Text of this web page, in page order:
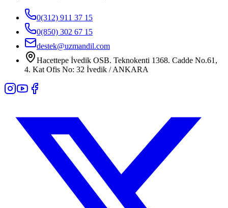
0(312) 911 37 15
0(850) 302 67 15
destek@uzmandil.com
Hacettepe İvedik OSB. Teknokenti 1368. Cadde No.61,
4. Kat Ofis No: 32 İvedik / ANKARA